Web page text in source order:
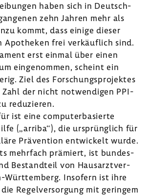
haben sich in Deutsch­
zehn Jahren mehr als
kommt, dass einige dieser
Apotheken frei verkäuf­lich sind.
erst einmal über einen
einge­nommen, scheint ein
Ziel des Forschungs­pro­jektes
Zahl der nicht notwen­digen PPI-​
redu­zieren.
ist eine compu­ter­ba­sierte
(„arriba“), die ursprüng­lich für
Präven­tion entwi­ckelt wurde.
mehr­fach prämiert, ist bundes­
Bestand­teil von Haus­arzt­ver­
​Württemberg. Inso­fern ist ihre
Regel­ver­sor­gung mit geringem